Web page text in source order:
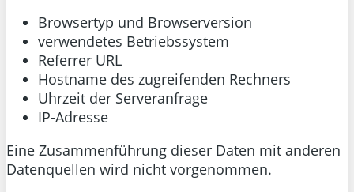
Browsertyp und Browserversion
verwendetes Betriebssystem
Referrer URL
Hostname des zugreifenden Rechners
Uhrzeit der Serveranfrage
IP-Adresse
Eine Zusammenführung dieser Daten mit anderen
Datenquellen wird nicht vorgenommen.